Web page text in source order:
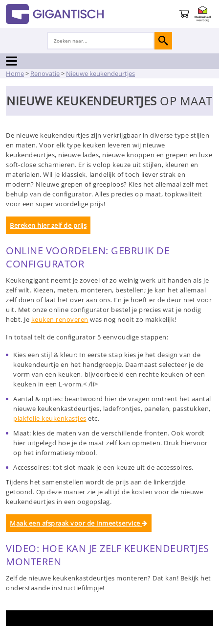
Home> Renovatie> Nieuwe keukendeurtjes
NIEUWE KEUKENDEURTJES OP MAAT
De nieuwe keukendeurtjes zijn verkrijgbaar in diverse type stijlen
en maten. Voor elk type keuken leveren wij nieuwe
keukendeurtjes, nieuwe lades, nieuwe knoppen en grepen en luxe
soft-close scharnieren. Er is volop keuze uit stijlen, kleuren en
materialen. Wil je klassiek, landelijk of toch liever strak en
modern? Nieuwe grepen of greeploos? Kies het allemaal zelf met
behulp van de configurator. Alles precies op maat, topkwaliteit
voor een super voordelige prijs!
Bereken hier zelf de prijs
ONLINE VOORDELEN: GEBRUIK DE
CONFIGURATOR
Keukengigant neemt je zoveel of zo weinig werk uit handen als je
zelf wilt. Kiezen, meten, monteren, bestellen; je kan het allemaal
zelf doen of laat het over aan ons. En je hoeft er de deur niet voor
uit. Met onze online configurator bestel je precies wat je nodig
hebt. Je keuken renoveren was nog nooit zo makkelijk!
In totaal telt de configurator 5 eenvoudige stappen:
Kies een stijl & kleur: In eerste stap kies je het design van de
keukendeurtje en het handgreepje. Daarnaast selecteer je de
vorm van een keuken, bijvoorbeeld een rechte keuken of een
keuken in een L-vorm.< /li>
Aantal & opties: beantwoord hier de vragen omtrent het aantal
nieuwe keukenkastdeurtjes, ladefrontjes, panelen, passtukken,
plakfolie keukenkastjes etc.
Maat: kies de maten van de verschillende fronten. Ook wordt
hier uitgelegd hoe je de maat zelf kan opmeten. Druk hiervoor
op het informatiesymbool.
Accessoires: tot slot maak je een keuze uit de accessoires.
Tijdens het samenstellen wordt de prijs aan de linkerzijde
getoond. Op deze manier zie je altijd de kosten voor de nieuwe
keukendeurtjes in een oogopslag.
Maak een afspraak voor de inmeetservice
VIDEO: HOE KAN JE ZELF KEUKENDEURTJES
MONTEREN
Zelf de nieuwe keukenkastdeurtjes monteren? Dat kan! Bekijk het
onderstaande instructiefilmpje!